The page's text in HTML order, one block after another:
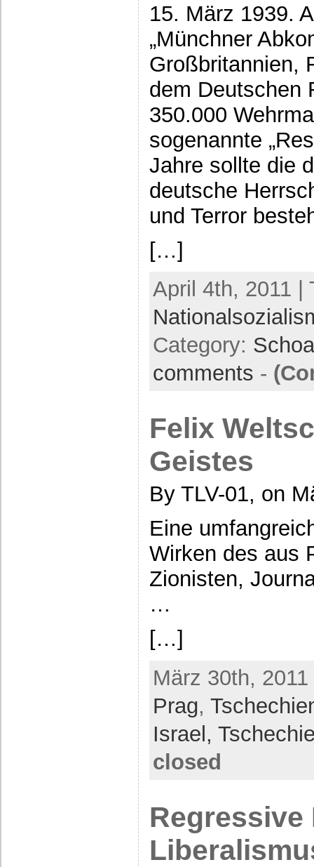
15. März 1939.
„Münchner
Großbritannien,
dem Deutschen
350.000
sogenannte
Jahre sollte die
deutsche
und Terror
[…]
April 4th, 2011 |
Category:
comments -
Felix
Geistes
By TLV-01, on
Eine
Wirken des aus
Zionisten,
…
[…]
März 30th,
Prag,
Israel,
closed
Regressive